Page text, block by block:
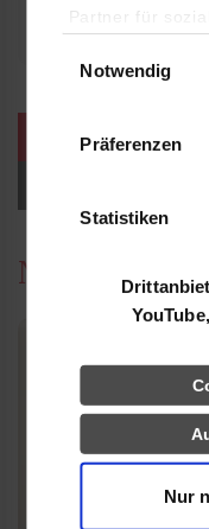
Partner für
YouTube,
Daten
haben oder die
Notwendig
Präferenzen
Statistiken
Nur
weitere
News